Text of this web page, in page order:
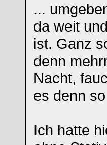
...
da weit
ist. Ganz
denn
Nacht,
es denn
Ich hatte